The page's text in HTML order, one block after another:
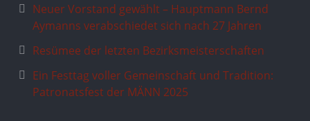
Neuer Vorstand gewählt – Hauptmann Bernd
Aymanns verabschiedet sich nach 27 Jahren
Resümee der letzten Bezirksmeisterschaften
Ein Festtag voller Gemeinschaft und Tradition:
Patronatsfest der MÄNN 2025